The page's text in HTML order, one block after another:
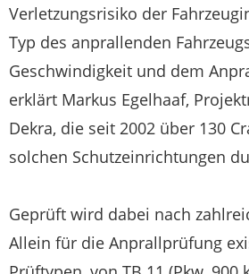
Verletzungsrisiko der
Typ des anprallenden
Geschwindigkeit und dem
erklärt Markus Egelhaaf,
Dekra, die seit 2002 über 130
solchen Schutzeinrichtungen
Geprüft wird dabei nach
Allein für die Anprallprüfung